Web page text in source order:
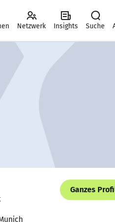
Netzwerk Insights Suche
Ganzes